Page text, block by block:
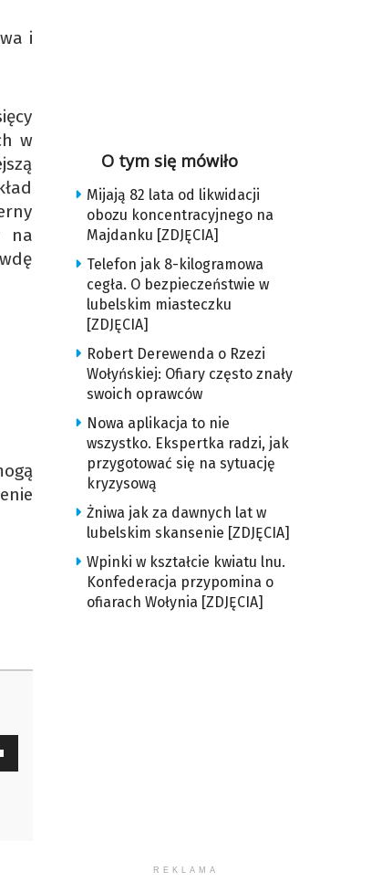
i
w
na
O tym się mówiło
Mijają 82 lata od likwidacji
obozu koncentracyjnego na
Majdanku [ZDJĘCIA]
Telefon jak 8-kilogramowa
cegła. O bezpieczeństwie w
lubelskim miasteczku
[ZDJĘCIA]
Robert Derewenda o Rzezi
Wołyńskiej: Ofiary często znały
swoich oprawców
Nowa aplikacja to nie
wszystko. Ekspertka radzi, jak
przygotować się na sytuację
kryzysową
Żniwa jak za dawnych lat w
lubelskim skansenie [ZDJĘCIA]
Wpinki w kształcie kwiatu lnu.
Konfederacja przypomina o
ofiarach Wołynia [ZDJĘCIA]
REKLAMA